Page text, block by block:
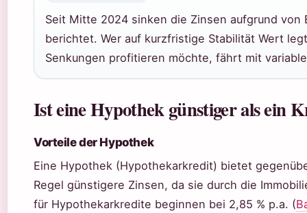
Seit Mitte 2024 sinken die Zinsen aufgrund
berichtet. Wer auf kurzfristige Stabilität Wert
Senkungen profitieren möchte, fährt mit
Ist eine Hypothek günstiger als ein
Vorteile der Hypothek
Eine Hypothek (Hypothekarkredit) bietet
Regel günstigere Zinsen, da sie durch die
für Hypothekarkredite beginnen bei 2,85 % p.a. (